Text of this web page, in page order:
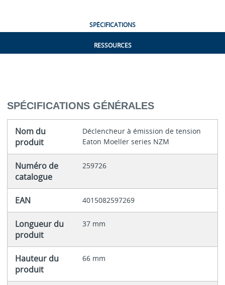
SPÉCIFICATIONS
RESSOURCES
SPÉCIFICATIONS GÉNÉRALES
Nom du
produit
Déclencheur à émission de tension
Eaton Moeller series NZM
Numéro de
catalogue
259726
EAN 4015082597269
Longueur du
produit
37 mm
Hauteur du
produit
66 mm